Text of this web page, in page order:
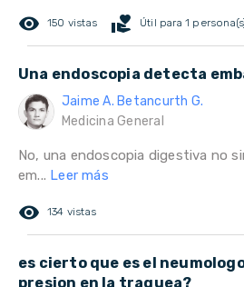
remove_red_eye 150 vistas volunteer_activism Útil para 1
Una endoscopia detecta
Jaime A. Betancurth G.
Medicina General
No, una endoscopia digestiva no
em... Leer más
remove_red_eye 134 vistas
es cierto que es el
presion en la traquea?